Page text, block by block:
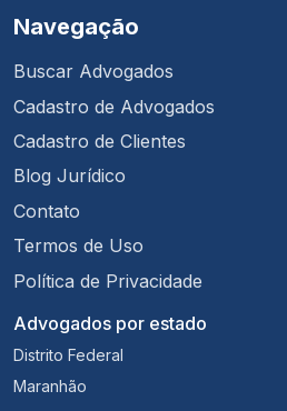
Navegação
Buscar Advogados
Cadastro de Advogados
Cadastro de Clientes
Blog Jurídico
Contato
Termos de Uso
Política de Privacidade
Advogados por estado
Distrito Federal
Maranhão